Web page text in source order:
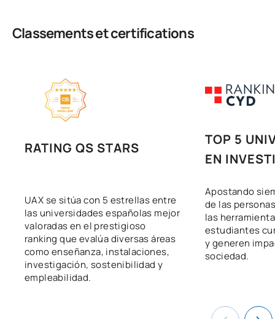
Classements et certifications
RATING QS STARS
UAX se sitúa con 5 estrellas entre
las universidades españolas mejor
valoradas en el prestigioso
ranking que evalúa diversas áreas
como enseñanza, instalaciones,
investigación, sostenibilidad y
empleabilidad.
TOP 5
EN
Apostando
de las
las
estudiantes
y generen
sociedad.